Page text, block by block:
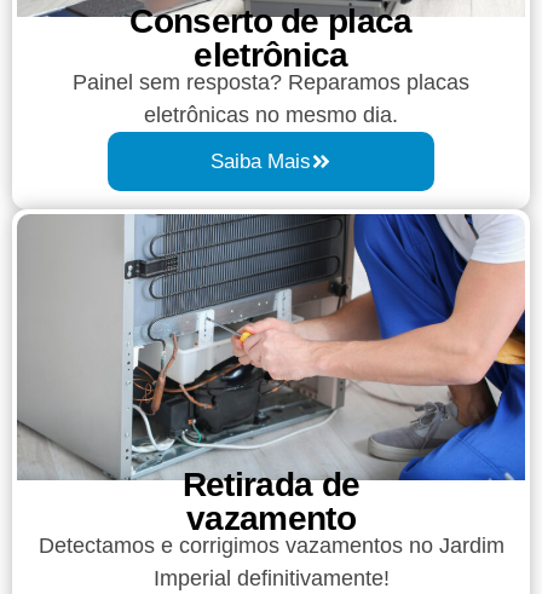
Conserto de placa
eletrônica
Painel sem resposta? Reparamos placas
eletrônicas no mesmo dia.
Saiba Mais
Retirada de
vazamento​​
Detectamos e corrigimos vazamentos no Jardim
Imperial definitivamente!